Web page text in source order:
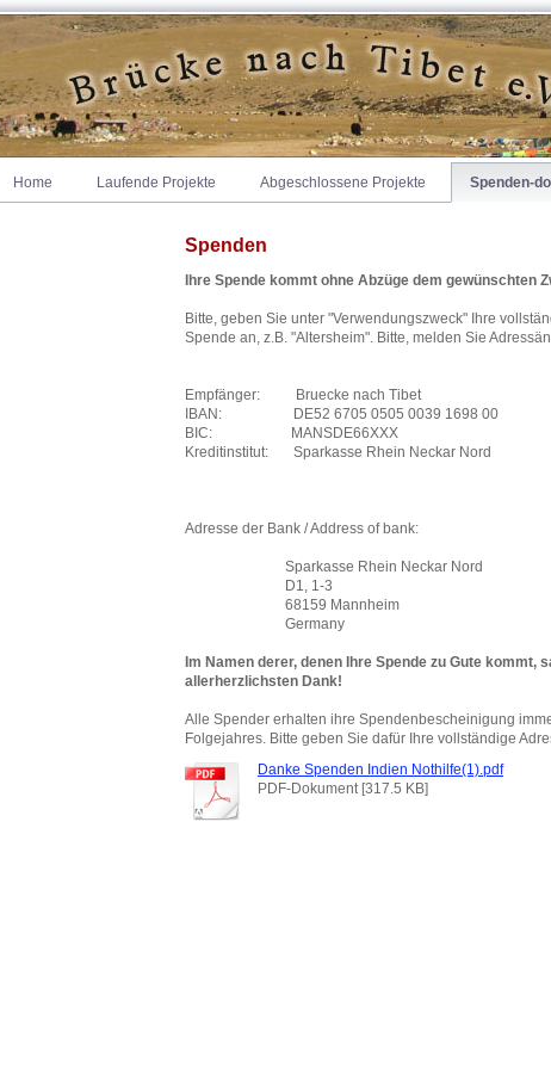
Home Laufende Projekte Abgeschlossene Projekte Spenden-
Spenden
Ihre Spende kommt ohne Abzüge dem gewünschten
Bitte, geben Sie unter "Verwendungszweck" Ihre
Spende an, z.B. "Altersheim". Bitte, melden Sie
Empfänger: Bruecke nach Tibet
IBAN: DE52 6705 0505 0039 1698 00
BIC: MANSDE66XXX
Kreditinstitut: Sparkasse Rhein Neckar Nord
Adresse der Bank / Address of bank:
Sparkasse Rhein Neckar Nord
D1, 1-3
68159 Mannheim
Germany
Im Namen derer, denen Ihre Spende zu Gute kommt,
allerherzlichsten Dank!
Alle Spender erhalten ihre Spendenbescheinigung
Folgejahres. Bitte geben Sie dafür Ihre vollständige
Danke Spenden Indien Nothilfe(1).pdf
PDF-Dokument [317.5 KB]